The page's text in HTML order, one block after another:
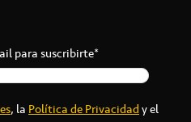
para suscribirte*
, laPolítica de Privacidady el